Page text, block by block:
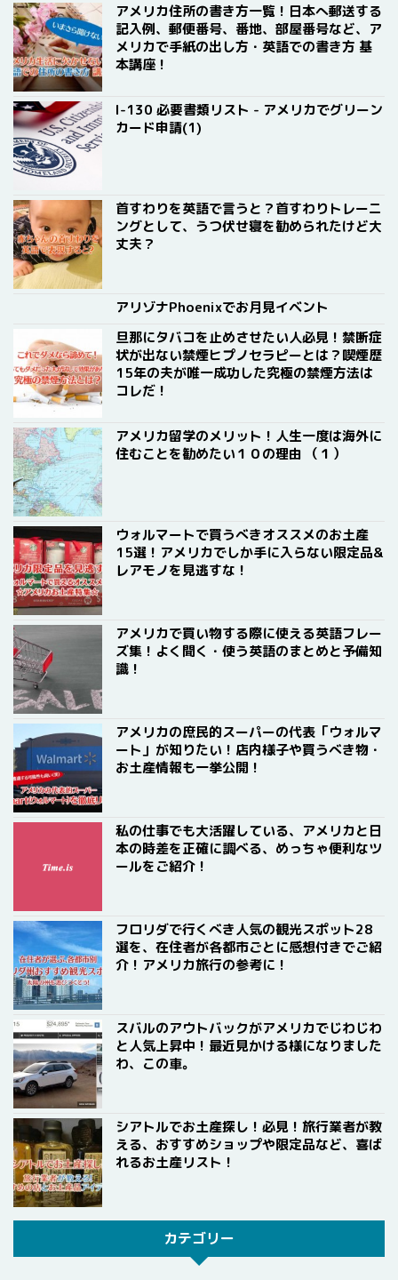
アメリカ住所の書き方一覧！日本へ郵送する
記入例、郵便番号、番地、部屋番号など、ア
メリカで手紙の出し方・英語での書き方 基
本講座！
I-130 必要書類リスト - アメリカでグリーン
カード申請(1)
首すわりを英語で言うと？首すわりトレーニ
ングとして、うつ伏せ寝を勧められたけど大
丈夫？
アリゾナPhoenixでお月見イベント
旦那にタバコを止めさせたい人必見！禁断症
状が出ない禁煙ヒプノセラピーとは？喫煙歴
15年の夫が唯一成功した究極の禁煙方法は
コレだ！
アメリカ留学のメリット！人生一度は海外に
住むことを勧めたい１０の理由 （１）
ウォルマートで買うべきオススメのお土産
15選！アメリカでしか手に入らない限定品&
レアモノを見逃すな！
アメリカで買い物する際に使える英語フレー
ズ集！よく聞く・使う英語のまとめと予備知
識！
アメリカの庶民的スーパーの代表「ウォルマ
ート」が知りたい！店内様子や買うべき物・
お土産情報も一挙公開！
私の仕事でも大活躍している、アメリカと日
本の時差を正確に調べる、めっちゃ便利なツ
ールをご紹介！
フロリダで行くべき人気の観光スポット28
選を、在住者が各都市ごとに感想付きでご紹
介！アメリカ旅行の参考に！
スバルのアウトバックがアメリカでじわじわ
と人気上昇中！最近見かける様になりました
わ、この車。
シアトルでお土産探し！必見！旅行業者が教
える、おすすめショップや限定品など、喜ば
れるお土産リスト！
カテゴリー